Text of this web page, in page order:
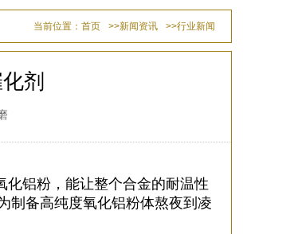
当前位置： 首页 >>新闻资讯 >>行业新闻
剂
化铝粉，能让整个合金的耐温性
制备高纯度氧化铝粉体熬夜到凌